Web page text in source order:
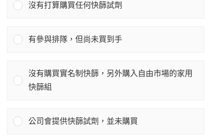
沒有打算購買任何快篩試劑
有參與排隊，但尚未買到手
沒有購買實名制快篩，另外購入自由市場的家用
快篩組
公司會提供快篩試劑，並未購買